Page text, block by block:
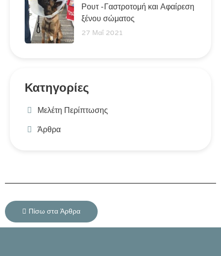
Ρουτ -Γαστροτομή και Αφαίρεση
ξένου σώματος
27 Μαΐ 2021
Κατηγορίες
Μελέτη Περίπτωσης
Άρθρα
Πίσω στα Άρθρα